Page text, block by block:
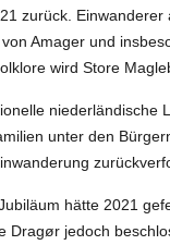
zurück.
Amager und
wird Store
niederländische
unter den
hätte 2021
Dragør jedoch